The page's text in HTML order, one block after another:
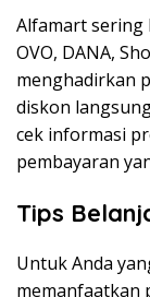
Alfamart sering
OVO, DANA,
menghadirkan
diskon
cek informasi
pembayaran
Tips
Untuk Anda
memanfaatkan